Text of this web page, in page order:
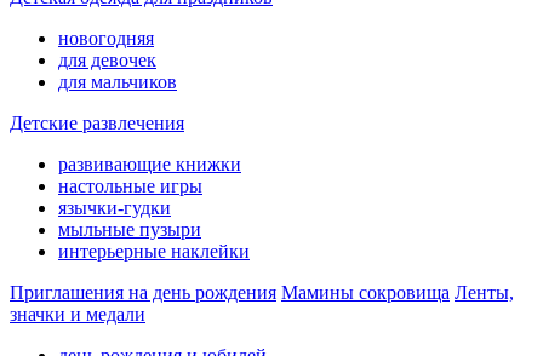
новогодняя
для девочек
для мальчиков
Детские развлечения
развивающие книжки
настольные игры
язычки-гудки
мыльные пузыри
интерьерные наклейки
Приглашения на день рождения Мамины сокровища Ленты,
значки и медали